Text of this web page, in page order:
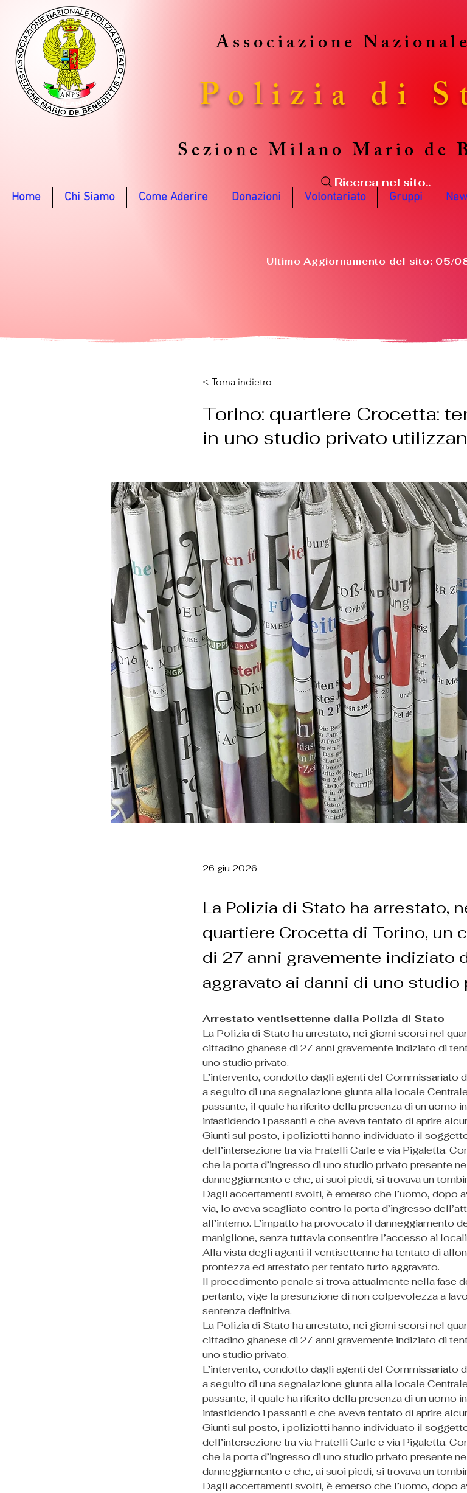
Associazione
Polizia di
Sezione Milano Mario de
Ricerca nel sito..
Ultimo Aggiornamento del sito: 05/
Home Chi Siamo Come Aderire Donazioni Volontariato Gruppi
< Torna indietro
Torino: quartiere Crocetta:
in uno studio privato
26 giu 2026
La Polizia di Stato ha arrestato,
quartiere Crocetta di Torino, un
di 27 anni gravemente indiziato
aggravato ai danni di uno studio
Arrestato ventisettenne dalla Polizia di Stato
La Polizia di Stato ha arrestato, nei giorni scorsi nel
cittadino ghanese di 27 anni gravemente indiziato di
uno studio privato.
L’intervento, condotto dagli agenti del Commissariato
a seguito di una segnalazione giunta alla locale
passante, il quale ha riferito della presenza di un uomo
infastidendo i passanti e che aveva tentato di aprire
Giunti sul posto, i poliziotti hanno individuato il
dell’intersezione tra via Fratelli Carle e via Pigafetta.
che la porta d’ingresso di uno studio privato presente
danneggiamento e che, ai suoi piedi, si trovava un
Dagli accertamenti svolti, è emerso che l’uomo, dopo
via, lo aveva scagliato contro la porta d’ingresso
all’interno. L’impatto ha provocato il danneggiamento
maniglione, senza tuttavia consentire l’accesso ai
Alla vista degli agenti il ventisettenne ha tentato di
prontezza ed arrestato per tentato furto aggravato.
Il procedimento penale si trova attualmente nella fase
pertanto, vige la presunzione di non colpevolezza a
sentenza definitiva.
La Polizia di Stato ha arrestato, nei giorni scorsi nel
cittadino ghanese di 27 anni gravemente indiziato di
uno studio privato.
L’intervento, condotto dagli agenti del Commissariato
a seguito di una segnalazione giunta alla locale
passante, il quale ha riferito della presenza di un uomo
infastidendo i passanti e che aveva tentato di aprire
Giunti sul posto, i poliziotti hanno individuato il
dell’intersezione tra via Fratelli Carle e via Pigafetta.
che la porta d’ingresso di uno studio privato presente
danneggiamento e che, ai suoi piedi, si trovava un
Dagli accertamenti svolti, è emerso che l’uomo, dopo